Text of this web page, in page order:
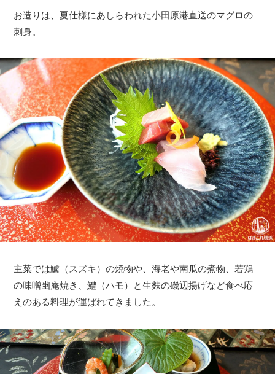
お造りは、夏仕様にあしらわれた小田原港直送のマグロの
刺身。
主菜では鱸（スズキ）の焼物や、海老や南瓜の煮物、若鶏
の味噌幽庵焼き、鱧（ハモ）と生麩の磯辺揚げなど食べ応
えのある料理が運ばれてきました。